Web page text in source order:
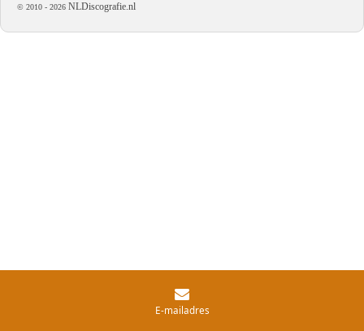
© 2010 - 2026 NLDiscografie.nl
E-mailadres